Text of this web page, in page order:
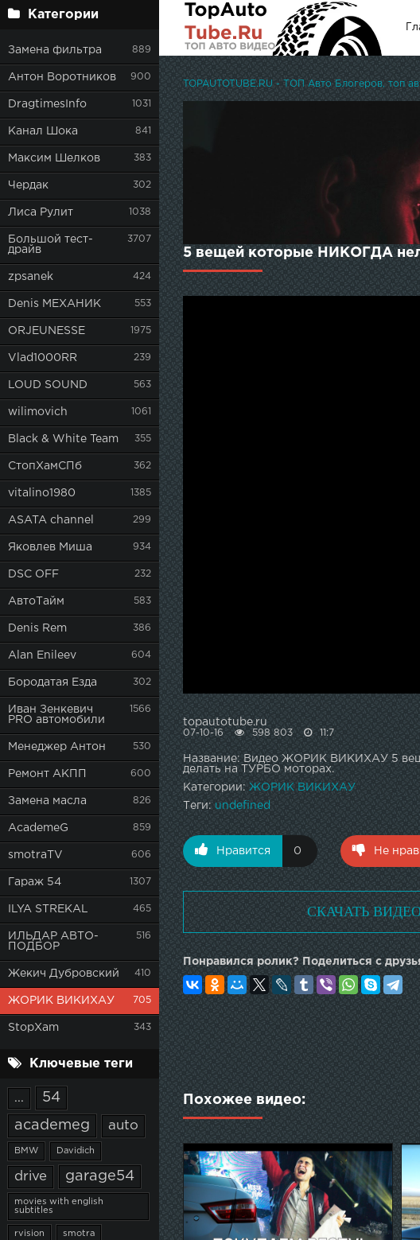
Категории
Замена фильтра 889
Антон Воротников 900
DragtimesInfo 1031
Канал Шока 841
Максим Шелков 383
Чердак 302
Лиса Рулит 1038
Большой тест-
драйв
3707
zpsanek 424
Denis МЕХАНИК 553
ORJEUNESSE 1975
Vlad1000RR 239
LOUD SOUND 563
wilimovich 1061
Black & White Team 355
СтопХамСПб 362
vitalino1980 1385
ASATA channel 299
Яковлев Миша 934
DSC OFF 232
АвтоТайм 583
Denis Rem 386
Alan Enileev 604
Бородатая Езда 302
Иван Зенкевич
PRO автомобили
1566
Менеджер Антон 530
Ремонт АКПП 600
Замена масла 826
AcademeG 859
smotraTV 606
Гараж 54 1307
ILYA STREKAL 465
ИЛЬДАР АВТО-
ПОДБОР
516
Жекич Дубровский 410
ЖОРИК ВИКИХАУ 705
StopXam 343
Ключевые теги
... 54
academeg auto
BMW Davidich
drive garage54
movies with english
subtitles
rvision smotra
TOPAUTOTUBE.RU - ТОП Авто Блогеров, топ
5 вещей которые НИКОГДА
topautotube.ru
07-10-16 598 803 11:7
Название: Видео ЖОРИК ВИКИХАУ 5
делать на ТУРБО моторах.
Категории:ЖОРИК ВИКИХАУ
Теги: undefined
Нравится 0 Не
СКАЧАТЬ
Понравился ролик? Поделиться с
Похожее видео: